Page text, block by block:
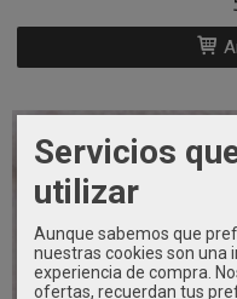
Servicios
utilizar
Aunque sabemos que
nuestras cookies son una
experiencia de compra.
ofertas, recuerdan tus